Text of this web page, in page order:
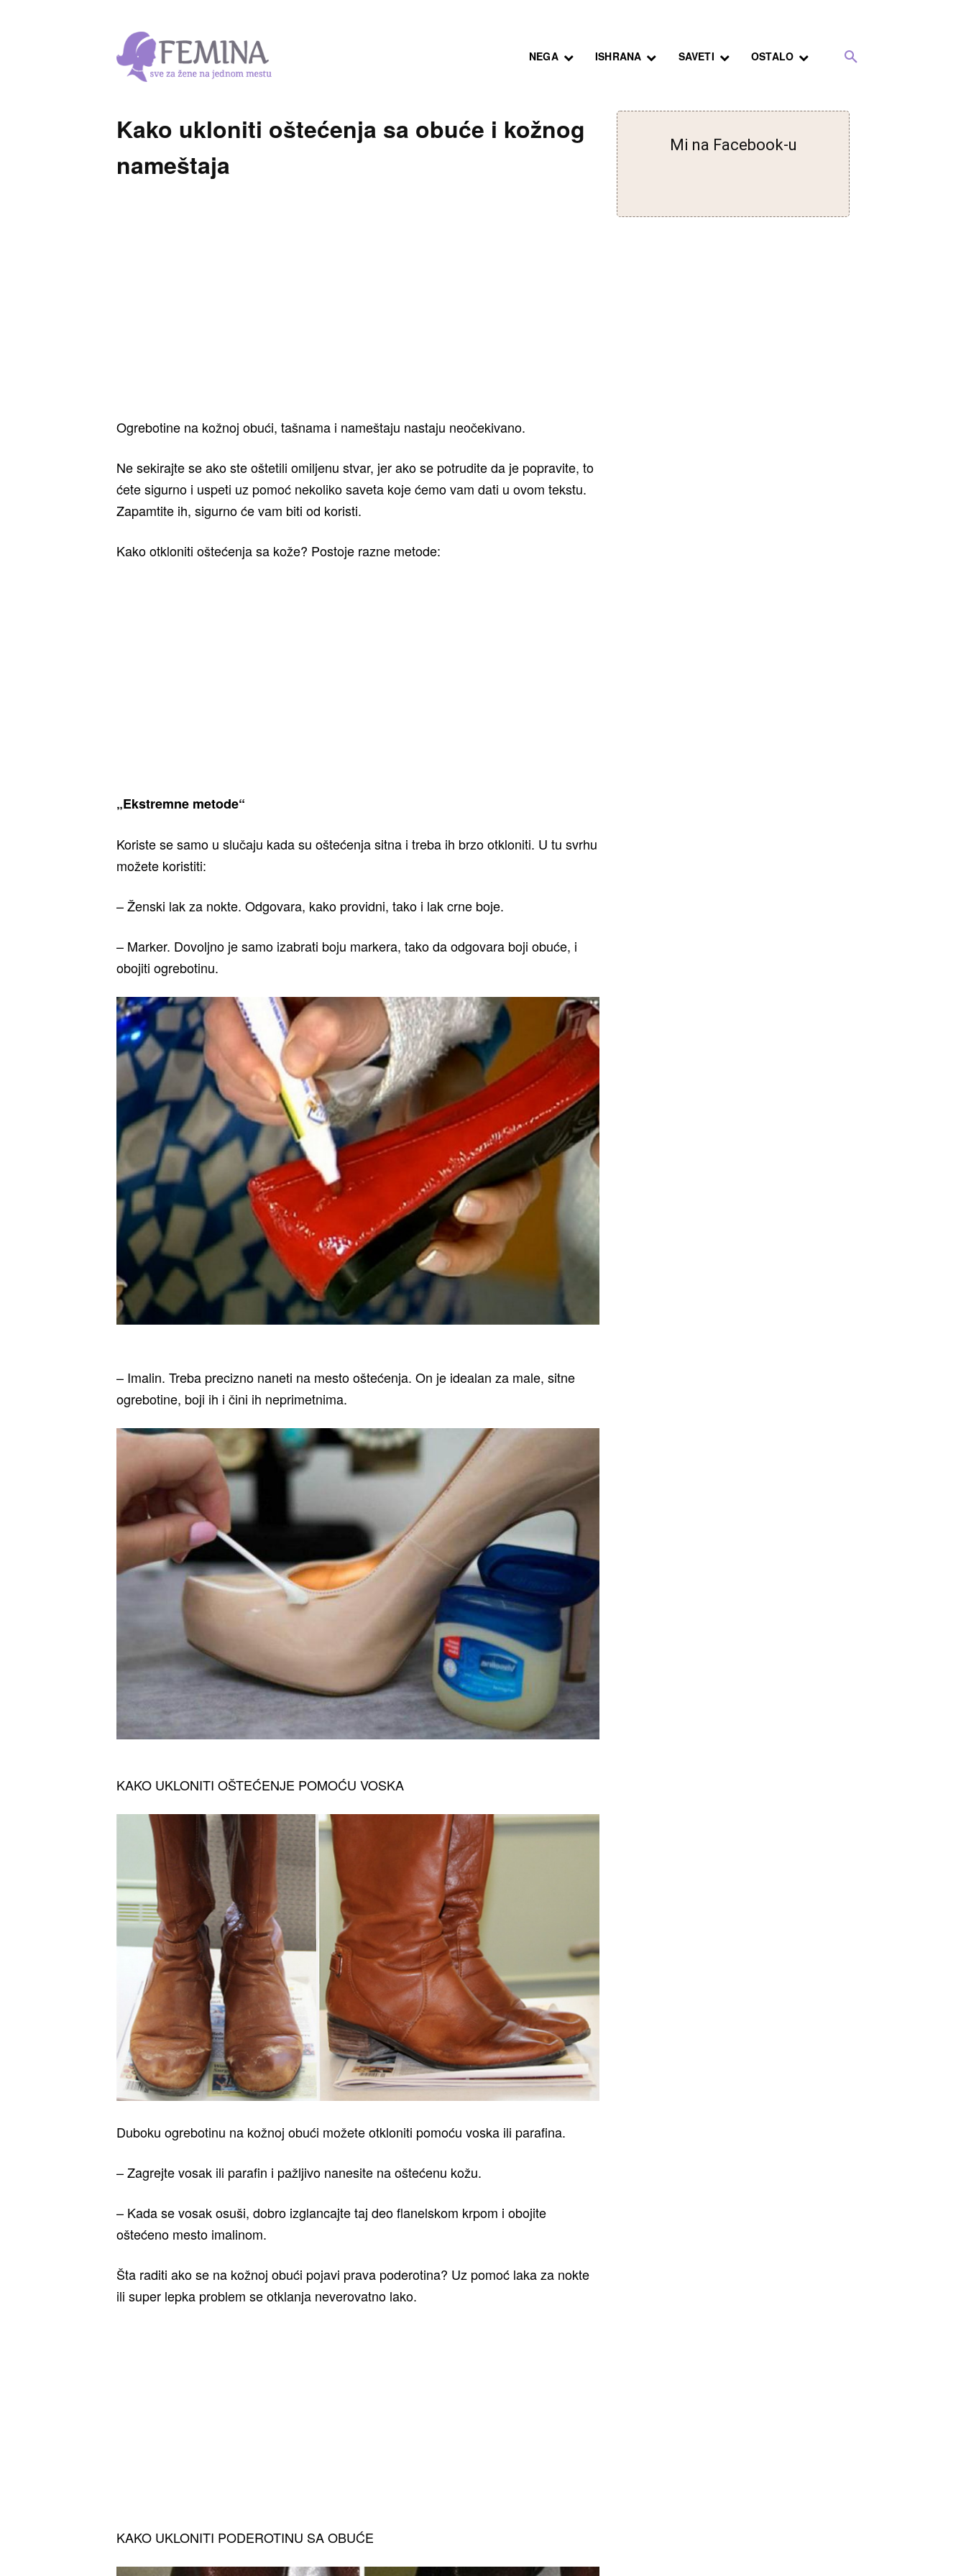
NEGA ISHRANA SAVETI OSTALO
Kako ukloniti oštećenja sa obuće i kožnog
nameštaja
Ogrebotine na kožnoj obući, tašnama i nameštaju nastaju neočekivano.
Ne sekirajte se ako ste oštetili omiljenu stvar, jer ako se potrudite da je popravite, to
ćete sigurno i uspeti uz pomoć nekoliko saveta koje ćemo vam dati u ovom tekstu.
Zapamtite ih, sigurno će vam biti od koristi.
Kako otkloniti oštećenja sa kože? Postoje razne metode:
„Ekstremne metode“
Koriste se samo u slučaju kada su oštećenja sitna i treba ih brzo otkloniti. U tu svrhu
možete koristiti:
– Ženski lak za nokte. Odgovara, kako providni, tako i lak crne boje.
– Marker. Dovoljno je samo izabrati boju markera, tako da odgovara boji obuće, i
obojiti ogrebotinu.
– Imalin. Treba precizno naneti na mesto oštećenja. On je idealan za male, sitne
ogrebotine, boji ih i čini ih neprimetnima.
KAKO UKLONITI OŠTEĆENJE POMOĆU VOSKA
Duboku ogrebotinu na kožnoj obući možete otkloniti pomoću voska ili parafina.
– Zagrejte vosak ili parafin i pažljivo nanesite na oštećenu kožu.
– Kada se vosak osuši, dobro izglancajte taj deo flanelskom krpom i obojite
oštećeno mesto imalinom.
Šta raditi ako se na kožnoj obući pojavi prava poderotina? Uz pomoć laka za nokte
ili super lepka problem se otklanja neverovatno lako.
KAKO UKLONITI PODEROTINU SA OBUĆE
Mi na Facebook-u